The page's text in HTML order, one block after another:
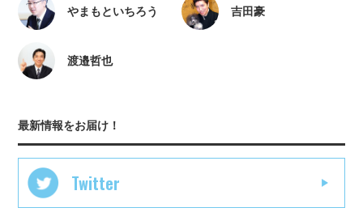
やまもといちろう 吉田豪
渡邉哲也
最新情報をお届け！
Twitter